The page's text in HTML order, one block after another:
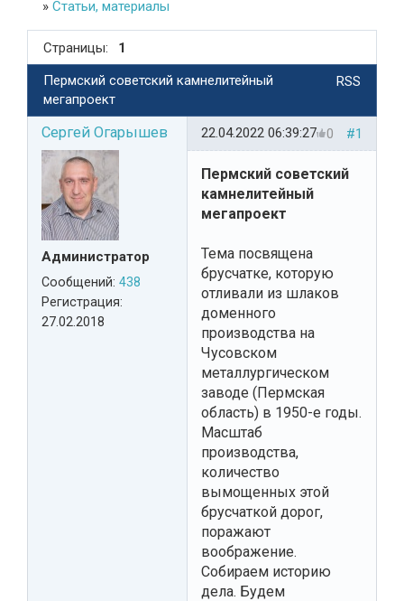
» Статьи, материалы
Страницы: 1
RSS
Пермский советский камнелитейный
мегапроект
Сергей Огарышев
Администратор
Сообщений: 438
Регистрация:
27.02.2018
#1
0
22.04.2022 06:39:27
Пермский советский
камнелитейный
мегапроект
Тема посвящена
брусчатке, которую
отливали из шлаков
доменного
производства на
Чусовском
металлургическом
заводе (Пермская
область) в 1950-е годы.
Масштаб
производства,
количество
вымощенных этой
брусчаткой дорог,
поражают
воображение.
Собираем историю
дела. Будем